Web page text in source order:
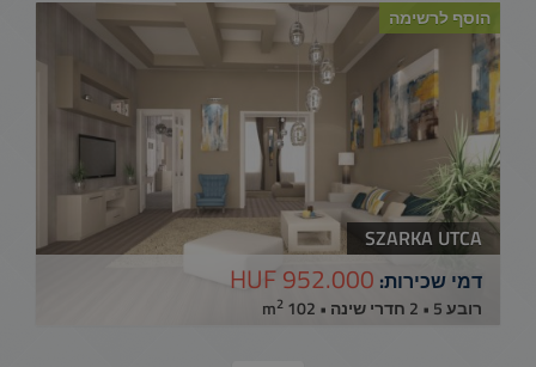
הוסף לרשימה
SZARKA UTCA
דמי שכירות: 952.000 HUF
רובע 5 • 2 חדרי שינה • 102 m 2